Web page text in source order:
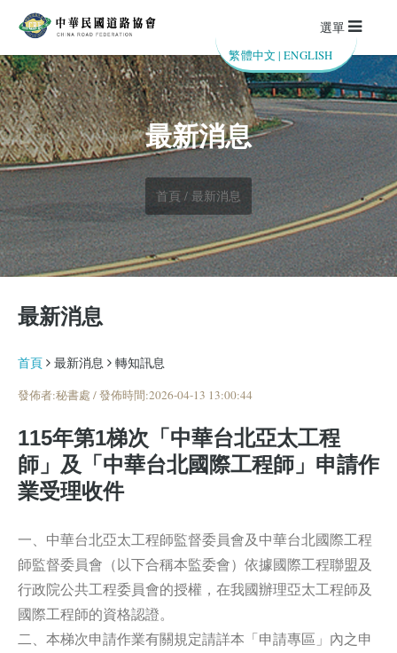
繁體中文 |ENGLISH
選單
最新消息
首頁 / 最新消息
最新消息
首頁 最新消息 轉知訊息
發佈者:秘書處 / 發佈時間:2026-04-13 13:00:44
115年第1梯次「中華台北亞太工程
師」及「中華台北國際工程師」申請作
業受理收件
一、中華台北亞太工程師監督委員會及中華台北國際工程
師監督委員會（以下合稱本監委會）依據國際工程聯盟及
行政院公共工程委員會的授權，在我國辦理亞太工程師及
國際工程師的資格認證。
二、本梯次申請作業有關規定請詳本「申請專區」內之申